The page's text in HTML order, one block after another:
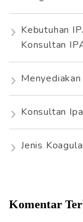
:
Kebutuhan
Konsultan
Konsultan
Jenis
Komentar